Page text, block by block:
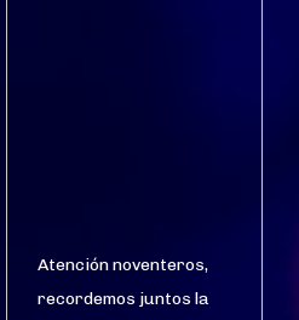
Atención noventeros,
recordemos juntos la